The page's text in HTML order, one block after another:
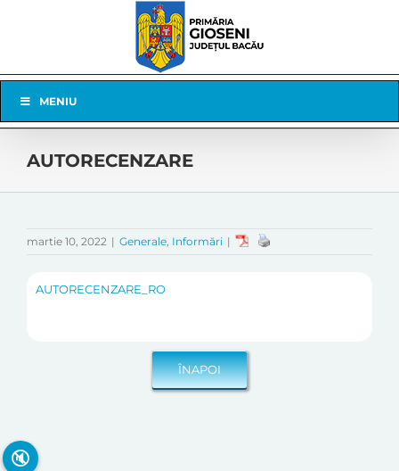
Navigation
MENIU
AUTORECENZARE
martie 10, 2022 | Generale, Informări |
AUTORECENZARE_RO
🔇